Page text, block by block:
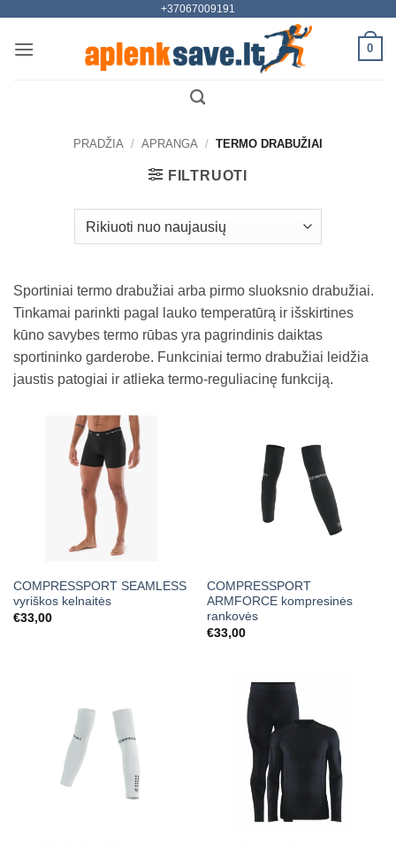
content
+37067009191
0
PRADŽIA / APRANGA / TERMO DRABUŽIAI
FILTRUOTI
Sportiniai termo drabužiai arba pirmo sluoksnio drabužiai.
Tinkamai parinkti pagal lauko temperatūrą ir išskirtines
kūno savybes termo rūbas yra pagrindinis daiktas
sportininko garderobe. Funkciniai termo drabužiai leidžia
jaustis patogiai ir atlieka termo-reguliacinę funkciją.
COMPRESSPORT SEAMLESS
vyriškos kelnaitės
€33,00
COMPRESSPORT
ARMFORCE kompresinės
rankovės
€33,00